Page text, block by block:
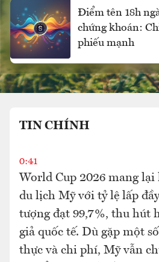
Điểm tên 18h
chứng khoán:
phiếu mạnh
TIN CHÍNH
0:41
World Cup 2026 mang
du lịch Mỹ với tỷ lệ lấp
tượng đạt 99,7%, thu hút
giả quốc tế. Dù gặp một
thực và chi phí, Mỹ vẫn